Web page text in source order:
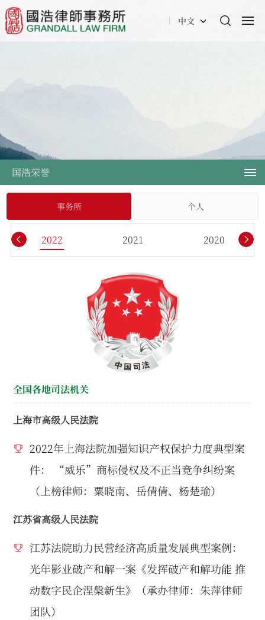
中文
国浩荣誉
事务所 个人
2022 2021 2020
全国各地司法机关
上海市高级人民法院
2022年上海法院加强知识产权保护力度典型案
件： “威乐”商标侵权及不正当竞争纠纷案
（上榜律师：粟晓南、岳倩倩、杨楚瑜）
江苏省高级人民法院
江苏法院助力民营经济高质量发展典型案例：
光年影业破产和解一案《发挥破产和解功能 推
动数字民企涅槃新生》（承办律师：朱萍律师
团队）